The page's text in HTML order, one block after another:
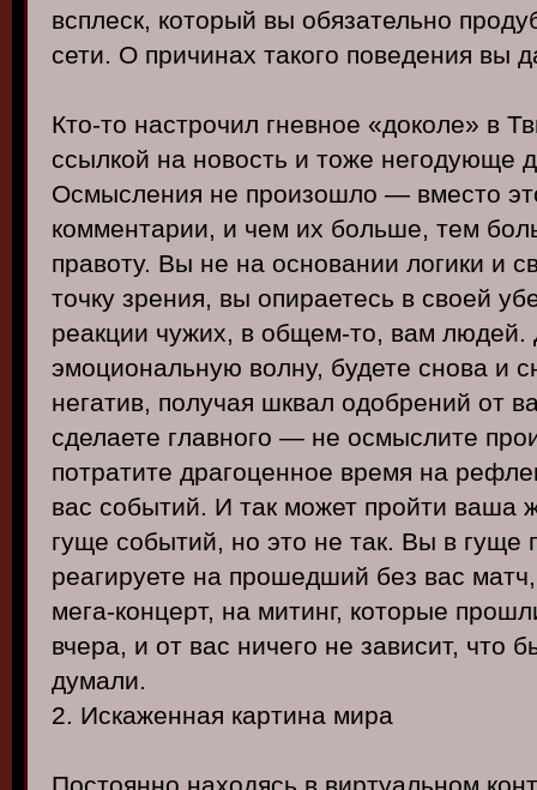
всплеск, который вы обязательно
сети. О причинах такого поведения вы
Кто-то настрочил гневное «доколе» в
ссылкой на новость и тоже негодующе
Осмысления не произошло — вместо
комментарии, и чем их больше, тем
правоту. Вы не на основании логики и
точку зрения, вы опираетесь в своей
реакции чужих, в общем-то, вам
эмоциональную волну, будете снова и
негатив, получая шквал одобрений от
сделаете главного — не осмыслите
потратите драгоценное время на
вас событий. И так может пройти ваша
гуще событий, но это не так. Вы в гуще
реагируете на прошедший без вас
мега-концерт, на митинг, которые
вчера, и от вас ничего не зависит, что
думали.
2. Искаженная картина мира